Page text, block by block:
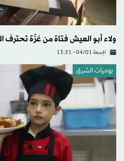
ولاء أبو العيش فتاة من غزّة تحترف
الجمعة 04/01 - 13:31
يوميات الشرق